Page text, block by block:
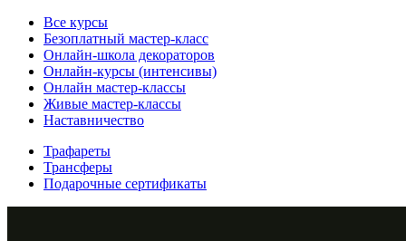
Все курсы
Безоплатный мастер-класс
Онлайн-школа декораторов
Онлайн-курсы (интенсивы)
Онлайн мастер-классы
Живые мастер-классы
Наставничество
Трафареты
Трансферы
Подарочные сертификаты